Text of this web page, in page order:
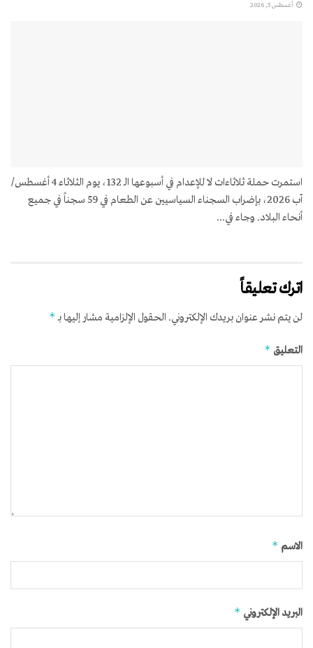
أغسطس 5, 2026
استمرت حملة ثلاثاءات لا للإعدام في أسبوعها الـ 132، يوم الثلاثاء 4 أغسطس/
آب 2026، بإضراب السجناء السياسيين عن الطعام في 59 سجناً في جميع
أنحاء البلاد. وجاء في...
اترك تعليقاً
لن يتم نشر عنوان بريدك الإلكتروني.الحقول الإلزامية مشار إليها بـ*
التعليق*
الاسم*
البريد الإلكتروني*